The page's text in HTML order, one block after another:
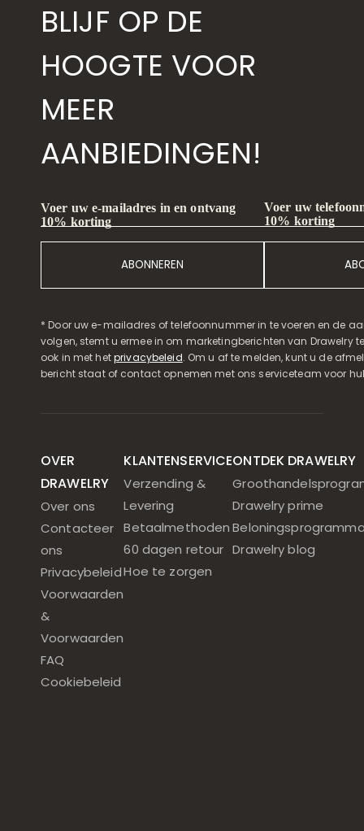
BLIJF OP DE
HOOGTE VOOR
MEER
AANBIEDINGEN!
Voer uw e-mailadres in en ontvang
10% korting
ABONNEREN
Voer uw
10% korting
* Door uw e-mailadres of telefoonnummer in te voeren en de
volgen, stemt u ermee in om marketingberichten van Drawelry
ook in met hetprivacybeleid. Om u af te melden, kunt u de
bericht staat of contact opnemen met ons serviceteam voor
OVER
DRAWELRY
Over ons
Contacteer
ons
Privacybeleid
Voorwaarden
&
Voorwaarden
FAQ
Cookiebeleid
KLANTENSERVICE
Verzending &
Levering
Betaalmethoden
60 dagen retour
Hoe te zorgen
ONTDEK DRAWELRY
Drawelry prime
Drawelry blog